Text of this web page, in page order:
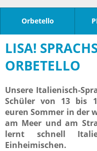
Orbetello
LISA!
ORBETELLO
Unsere Italienisch-
Schüler von 13 bis
euren Sommer in der
am Meer und am
lernt schnell
Einheimischen.